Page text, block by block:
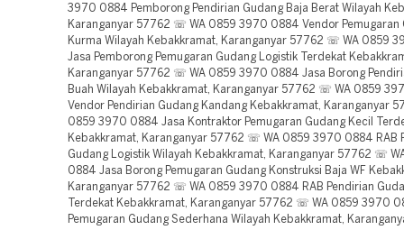
3970 0884 Pemborong Pendirian Gudang Baja Berat Wilayah
Karanganyar 57762 ☏ WA 0859 3970 0884 Vendor Pemugaran
Kurma Wilayah Kebakkramat, Karanganyar 57762 ☏ WA 0859
Jasa Pemborong Pemugaran Gudang Logistik Terdekat
Karanganyar 57762 ☏ WA 0859 3970 0884 Jasa Borong
Buah Wilayah Kebakkramat, Karanganyar 57762 ☏ WA 0859
Vendor Pendirian Gudang Kandang Kebakkramat, Karanganyar
0859 3970 0884 Jasa Kontraktor Pemugaran Gudang Kecil
Kebakkramat, Karanganyar 57762 ☏ WA 0859 3970 0884 RAB
Gudang Logistik Wilayah Kebakkramat, Karanganyar 57762 ☏
0884 Jasa Borong Pemugaran Gudang Konstruksi Baja WF
Karanganyar 57762 ☏ WA 0859 3970 0884 RAB Pendirian
Terdekat Kebakkramat, Karanganyar 57762 ☏ WA 0859 3970
Pemugaran Gudang Sederhana Wilayah Kebakkramat,